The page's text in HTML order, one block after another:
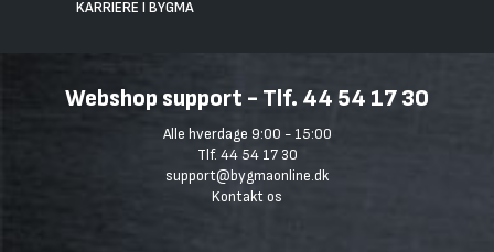
KARRIERE I BYGMA
Webshop support - Tlf. 44 54 17 30
Alle hverdage 9:00 - 15:00
Tlf. 44 54 17 30
support@bygmaonline.dk
Kontakt os